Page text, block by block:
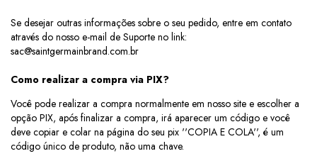
Se desejar outras informações sobre o seu pedido, entre em contato
através do nosso e-mail de Suporte no link:
sac@saintgermainbrand.com.br
Como realizar a compra via PIX?
Você pode realizar a compra normalmente em nosso site e escolher a
opção PIX, após finalizar a compra, irá aparecer um código e você
deve copiar e colar na página do seu pix ''COPIA E COLA'', é um
código único de produto, não uma chave.